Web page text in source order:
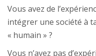
Vous avez de
intégrer une société à
« humain » ?
Vous n’avez pas